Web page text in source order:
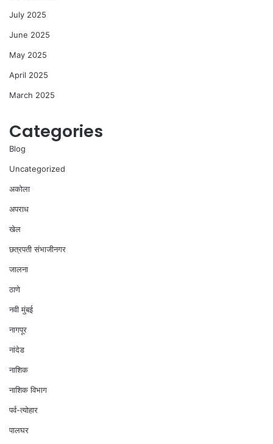
July 2025
June 2025
May 2025
April 2025
March 2025
Categories
Blog
Uncategorized
अकोला
अपराध
खेल
छत्रपती संभाजीनगर
जालना
ठाणे
नवी मुंबई
नागपूर
नांदेड
नाशिक
नाशिक विभाग
पर्व-त्योहार
पालघर